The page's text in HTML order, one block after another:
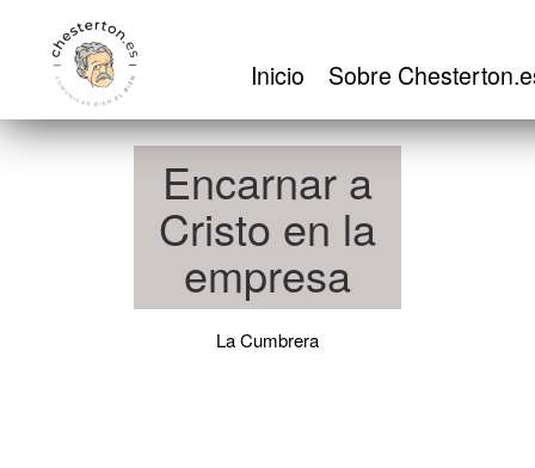
Inicio Sobre
Sobre Chesterton.es
Contacto
Encarnar a
Cristo en la
empresa
La Cumbrera